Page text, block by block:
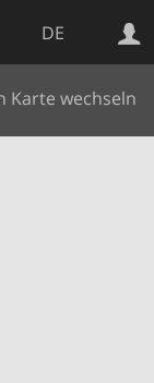
DE
Karte wechseln